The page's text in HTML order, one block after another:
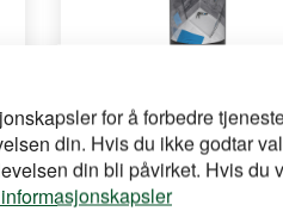
for å forbedre
din. Hvis du ikke godtar
din bli påvirket. Hvis du
SOUDAL
Soudasil SAN X Sort 300ml